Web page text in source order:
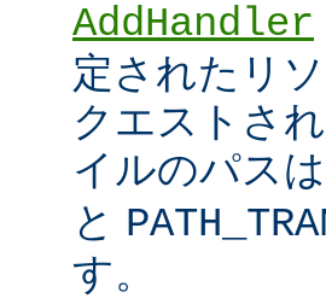
AddHandler
定されたリ
クエストさ
イルのパス
と
す。